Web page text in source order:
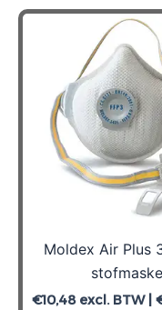
Moldex Air Plus
€10,48excl. BTW |